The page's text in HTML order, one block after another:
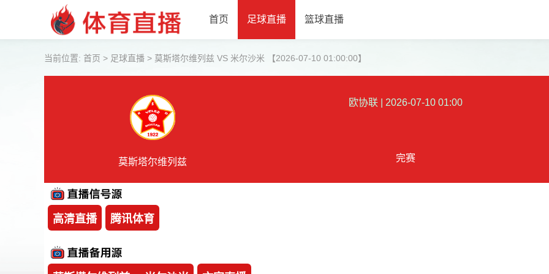
首页 足球直播 篮球直播
当前位置: 首页 > 足球直播 > 莫斯塔尔维列兹 VS 米尔沙米 【2026-07-10 01:00:00】
莫斯塔尔维列兹
欧协联 2026-07-10 01:00
完赛
高清直播 腾讯体育